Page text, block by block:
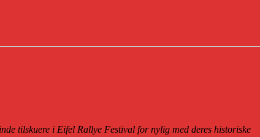
tilskuere i Eifel Rallye Festival for nylig med deres historiske